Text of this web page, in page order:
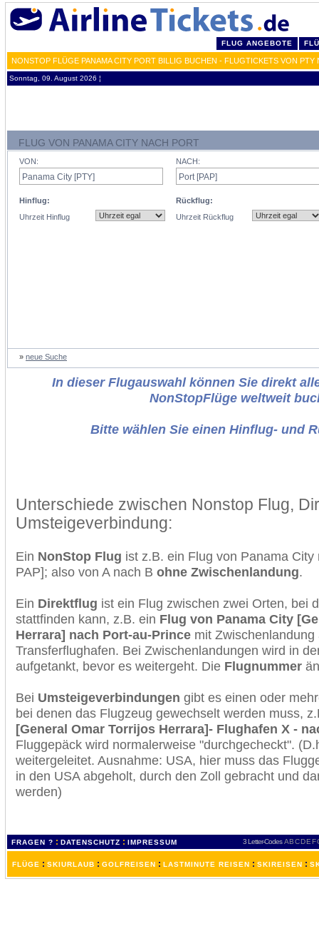
FLUG ANGEBOTE
NONSTOP FLÜGE PANAMA CITY PORT BILLIG BUCHEN - FLUGTICKETS VON PTY
Sonntag, 09. August 2026 ¦
FLUG VON PANAMA CITY NACH PORT
VON:
Hinflug:
Uhrzeit Hinflug
NACH:
Rückflug:
Uhrzeit Rückflug
» neue Suche
In dieser Flugauswahl können Sie direkt
NonStopFlüge weltweit
Bitte wählen Sie einen Hinflug- und
Unterschiede zwischen Nonstop Flug,
Umsteigeverbindung:
Ein NonStop Flug ist z.B. ein Flug von Panama
PAP]; also von A nach B ohne Zwischenlandung.
Ein Direktflug ist ein Flug zwischen zwei Orten, bei
stattfinden kann, z.B. ein Flug von Panama City
Herrara] nach Port-au-Prince mit Zwischenlandung
Transferflughafen. Bei Zwischenlandungen wird in
aufgetankt, bevor es weitergeht. Die Flugnummer
Bei Umsteigeverbindungen gibt es einen oder
bei denen das Flugzeug gewechselt werden muss,
[General Omar Torrijos Herrara]- Flughafen X -
Fluggepäck wird normalerweise "durchgecheckt".
weitergeleitet. Ausnahme: USA, hier muss das
in den USA abgeholt, durch den Zoll gebracht und
werden)
FRAGEN ? : DATENSCHUTZ : IMPRESSUM 3 Letter-Codes ABCDEF
FLÜGE : SKIURLAUB : GOLFREISEN : LASTMINUTE REISEN : SKIREISEN :